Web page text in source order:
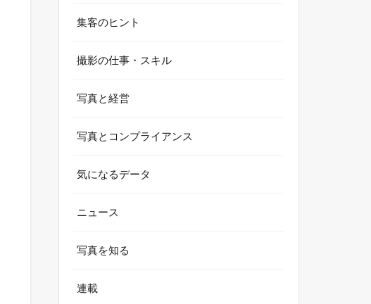
集客のヒント
撮影の仕事・スキル
写真と経営
写真とコンプライアンス
気になるデータ
ニュース
写真を知る
連載